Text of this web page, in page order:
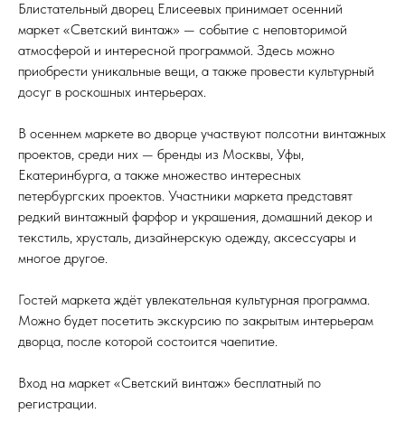
Блистательный дворец Елисеевых принимает осенний
маркет «Светский винтаж» — событие с неповторимой
атмосферой и интересной программой. Здесь можно
приобрести уникальные вещи, а также провести культурный
досуг в роскошных интерьерах.
В осеннем маркете во дворце участвуют полсотни винтажных
проектов, среди них — бренды из Москвы, Уфы,
Екатеринбурга, а также множество интересных
петербургских проектов. Участники маркета представят
редкий винтажный фарфор и украшения, домашний декор и
текстиль, хрусталь, дизайнерскую одежду, аксессуары и
многое другое.
Гостей маркета ждёт увлекательная культурная программа.
Можно будет посетить экскурсию по закрытым интерьерам
дворца, после которой состоится чаепитие.
Вход на маркет «Светский винтаж» бесплатный по
регистрации.